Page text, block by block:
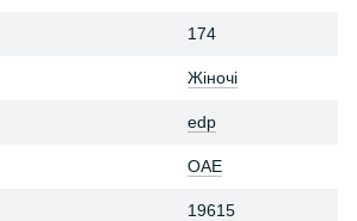
174
Жіночі
edp
ОАЕ
19615